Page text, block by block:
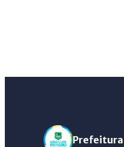
Prefeitura